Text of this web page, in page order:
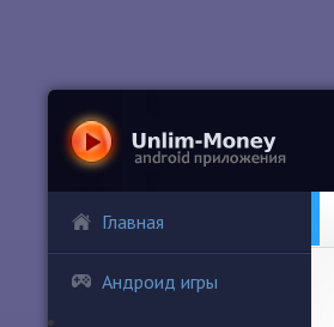
Главная
Андроид игры